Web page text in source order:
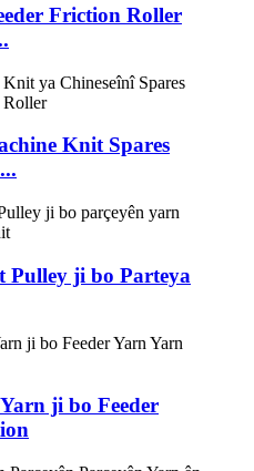
Friction Roller
Knit Spares
Pulley ji bo Parteya
ji bo Feeder